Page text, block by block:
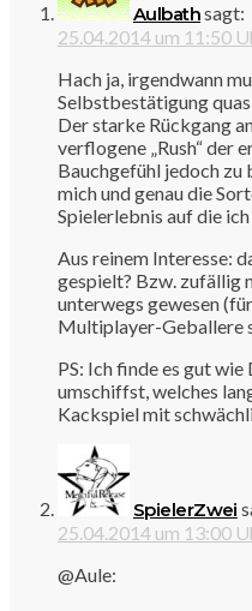
Aulbathsagt:
25.04.2014 um 11:50
Hach ja, irgendwann
Selbstbestätigung
Der starke Rückgang
verflogene „Rush“ der
Bauchgefühl jedoch
mich und genau die
Spielerlebnis auf die
Aus reinem Interesse:
gespielt? Bzw. zufällig
unterwegs gewesen
Multiplayer-Geballere
PS: Ich finde es gut
umschiffst, welches
Kackspiel mit
SpielerZwei
25.04.2014 um 13:00
@Aule: